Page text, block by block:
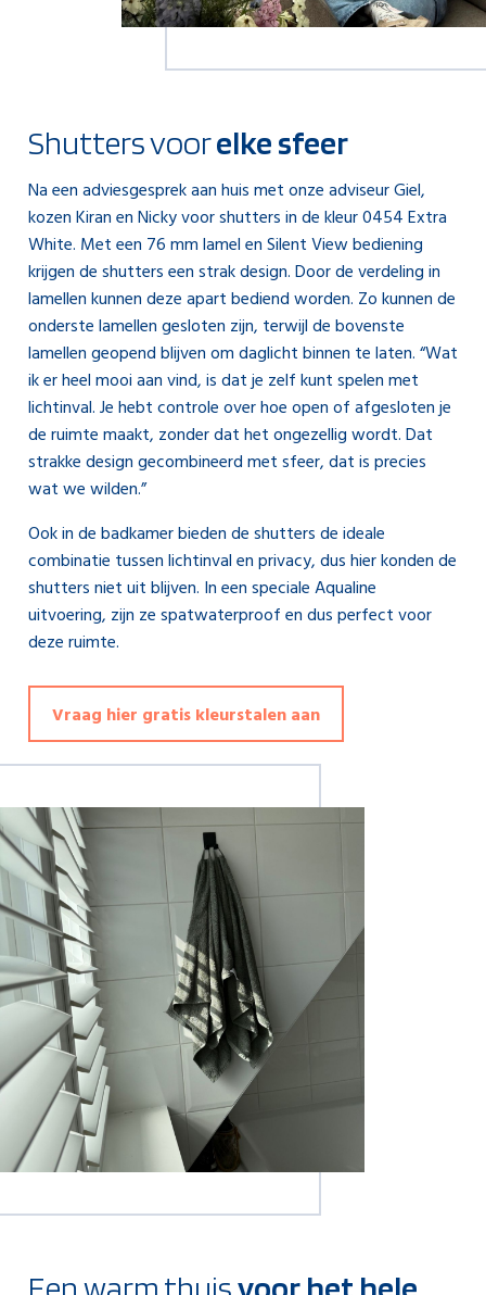
Shutters voorelke sfeer
Na een adviesgesprek aan huis met onze adviseur Giel,
kozen Kiran en Nicky voor shutters in de kleur 0454 Extra
White. Met een 76 mm lamel en Silent View bediening
krijgen de shutters een strak design. Door de verdeling in
lamellen kunnen deze apart bediend worden. Zo kunnen de
onderste lamellen gesloten zijn, terwijl de bovenste
lamellen geopend blijven om daglicht binnen te laten. “Wat
ik er heel mooi aan vind, is dat je zelf kunt spelen met
lichtinval. Je hebt controle over hoe open of afgesloten je
de ruimte maakt, zonder dat het ongezellig wordt. Dat
strakke design gecombineerd met sfeer, dat is precies
wat we wilden.”
Ook in de badkamer bieden de shutters de ideale
combinatie tussen lichtinval en privacy, dus hier konden de
shutters niet uit blijven. In een speciale Aqualine
uitvoering, zijn ze spatwaterproof en dus perfect voor
deze ruimte.
Vraag hier gratis kleurstalen aan